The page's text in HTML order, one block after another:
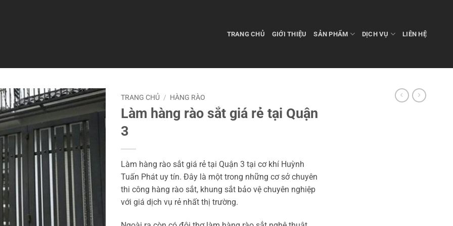
TRANG CHỦ GIỚI THIỆU SẢN PHẨM DỊCH VỤ LIÊN HỆ
TRANG CHỦ / HÀNG RÀO
Làm hàng rào sắt giá rẻ tại Quận
3
Làm hàng rào sắt giá rẻ tại Quận 3 tại cơ khí Huỳnh
Tuấn Phát uy tín. Đây là một trong những cơ sở chuyên
thi công hàng rào sắt, khung sắt bảo vệ chuyên nghiệp
với giá dịch vụ rẻ nhất thị trường.